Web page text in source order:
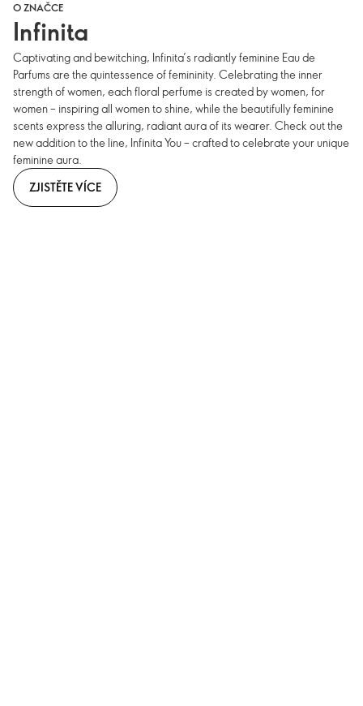
O ZNAČCE
Infinita
Captivating and bewitching, Infinita’s radiantly feminine Eau de
Parfums are the quintessence of femininity. Celebrating the inner
strength of women, each floral perfume is created by women, for
women – inspiring all women to shine, while the beautifully feminine
scents express the alluring, radiant aura of its wearer. Check out the
new addition to the line, Infinita You – crafted to celebrate your unique
feminine aura.
ZJISTĚTE VÍCE